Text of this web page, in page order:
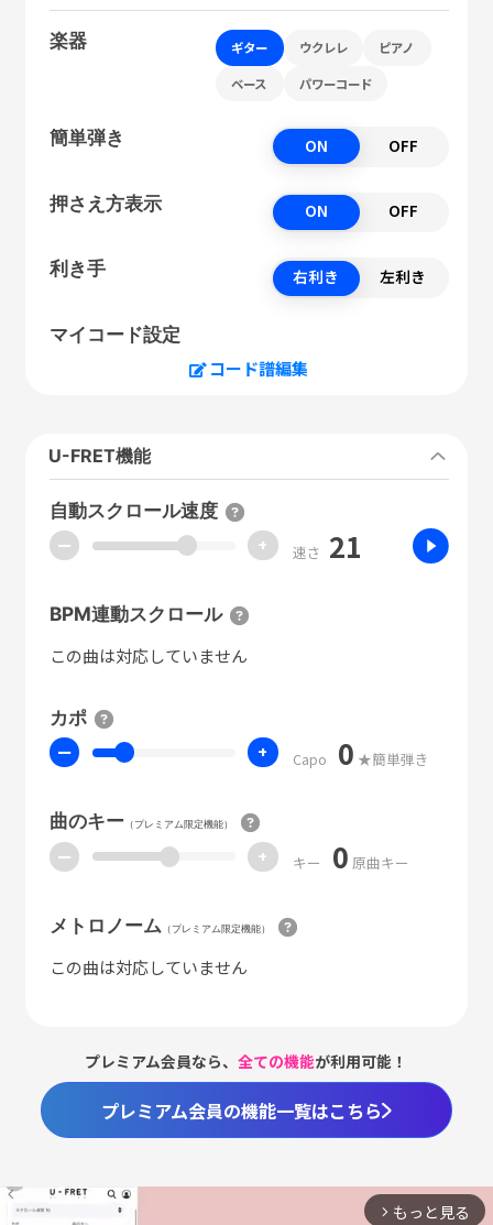
楽器 ギター ウクレレ ピアノ
ベース パワーコード
簡単弾き ON OFF
押さえ方表示 ON OFF
利き手 右利き 左利き
マイコード設定
コード譜編集
U-FRET機能
自動スクロール速度
ー + 速さ 21
BPM連動スクロール
この曲は対応していません
カポ
ー + Capo 0 ★簡単弾き
曲のキー（プレミアム限定機能）
ー + キー 0 原曲キー
メトロノーム （プレミアム限定機能）
この曲は対応していません
プレミアム会員なら、全ての機能が利用可能！
プレミアム会員の機能一覧はこちら
arrow_forward_ios もっと見る